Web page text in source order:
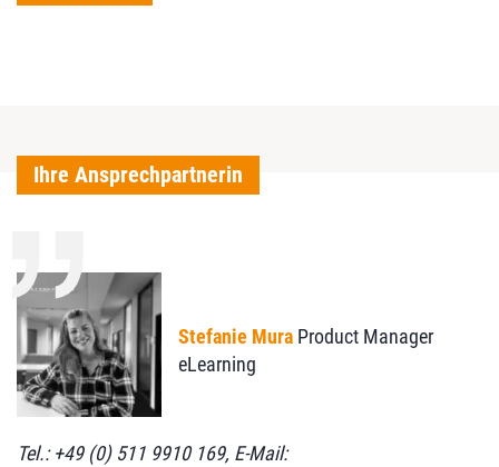
Ihre Ansprechpartnerin
Stefanie Mura Product Manager
eLearning
Tel.: +49 (0) 511 9910 169, E-Mail: